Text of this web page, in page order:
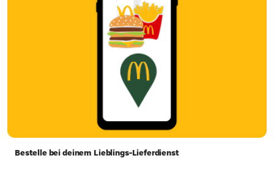
Bestelle bei deinem Lieblings-Lieferdienst